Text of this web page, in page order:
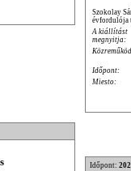
Szokolay
évfordulója
A kiállítást
megnyitja:
Időpont:
Miesto:
Időpont: